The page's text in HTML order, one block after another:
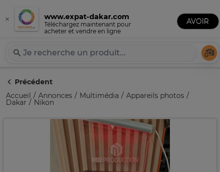
Expat-Dakar
Publier une annonce
Précédent
Accueil
Annonces Multimédia Appareils photos
Dakar Nikon
×
Téléchargez maintenant pour
acheter et vendre en ligne
www.expat-dakar.com
AVOIR